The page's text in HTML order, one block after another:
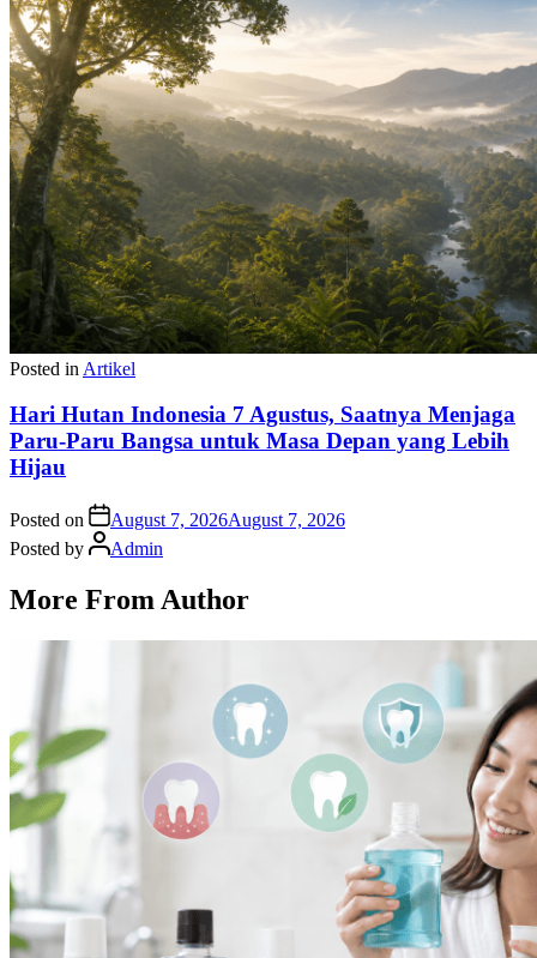
Posted in Artikel
Hari Hutan Indonesia 7 Agustus, Saatnya Menjaga
Paru-Paru Bangsa untuk Masa Depan yang Lebih
Hijau
Posted on August 7, 2026August 7, 2026
Posted by
Admin
More From Author